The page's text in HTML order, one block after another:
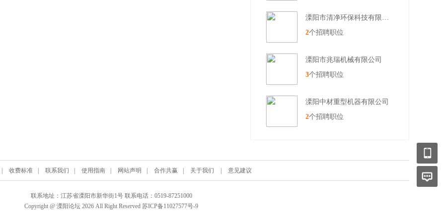
溧阳市清净环保科技有限公司
2个招聘职位
溧阳市兆瑞机械有限公司
3个招聘职位
溧阳中材重型机器有限公司
2个招聘职位
收费标准 联系我们 使用指南 网站声明 合作共赢 关于我们 意见建议
联系地址：江苏省溧阳市新华街1号 联系电话：0519-87251000
Copyright @ 溧阳论坛 2026 All Right Reserved 苏ICP备11027577号-9